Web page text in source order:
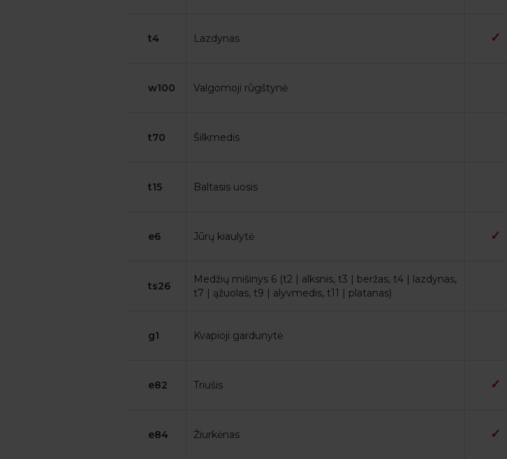
t4 Lazdynas ✓
w100 Valgomoji rūgštynė
t70 Šilkmedis
t15 Baltasis uosis
e6 Jūrų kiaulytė ✓
ts26
Medžių mišinys 6 (t2 | alksnis, t3 | beržas, t4 | lazdynas,
t7 | ąžuolas, t9 | alyvmedis, t11 | platanas)
g1 Kvapioji gardunytė
e82 Triušis ✓
e84 Žiurkėnas ✓